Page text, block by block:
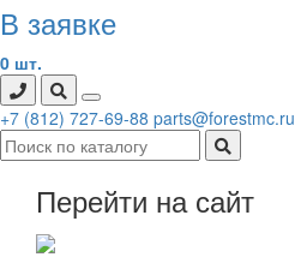
В заявке
0 шт.
+7 (812) 727-69-88 parts@forestmc.ru
Перейти на сайт